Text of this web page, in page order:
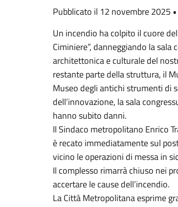
Pubblicato il 12 novembre 2025 •
Un incendio ha colpito il cuore
Ciminiere”, danneggiando la sala
architettonica e culturale del
restante parte della struttura, il
Museo degli antichi strumenti di
dell’innovazione, la sala
hanno subito danni.
Il Sindaco metropolitano Enrico
è recato immediatamente sul
vicino le operazioni di messa in
Il complesso rimarrà chiuso nei
accertare le cause dell’incendio.
La Città Metropolitana esprime